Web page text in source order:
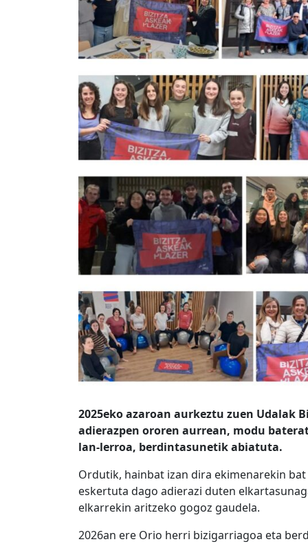
2025eko azaroan aurkeztu zuen Udalak
adierazpen ororen aurrean, modu
lan-lerroa, berdintasunetik abiatuta.
Ordutik, hainbat izan dira ekimenarekin
eskertuta dago adierazi duten
elkarrekin aritzeko gogoz gaudela.
2026an ere Orio herri bizigarriagoa eta